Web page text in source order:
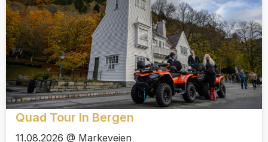
Quad Tour In Bergen
11.08.2026 @ Markeveien